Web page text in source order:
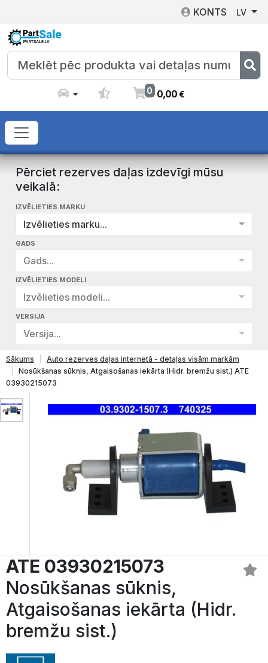
KONTS LV
0 0,00€
Pērciet rezerves daļas izdevīgi mūsu
veikalā:
IZVĒLIETIES MARKU
Izvēlieties marku...
GADS
Gads...
IZVĒLIETIES MODELI
Izvēlieties modeli...
VERSIJA
Versija...
Sākums
Auto rezerves daļas internetā - detaļas visām markām
Nosūkšanas sūknis, Atgaisošanas iekārta (Hidr. bremžu sist.) ATE
03930215073
ATE 03930215073
Nosūkšanas sūknis,
Atgaisošanas iekārta (Hidr.
bremžu sist.)